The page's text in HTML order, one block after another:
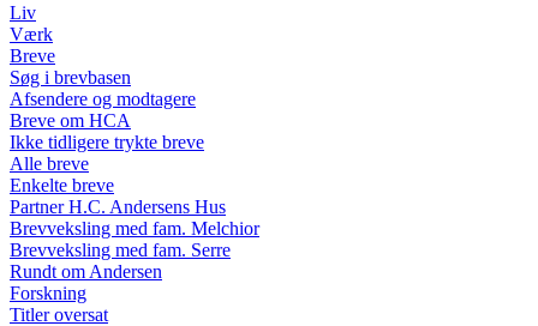
Liv
Værk
Breve
Søg i brevbasen
Afsendere og modtagere
Breve om HCA
Ikke tidligere trykte breve
Alle breve
Enkelte breve
Partner H.C. Andersens Hus
Brevveksling med fam. Melchior
Brevveksling med fam. Serre
Rundt om Andersen
Forskning
Titler oversat